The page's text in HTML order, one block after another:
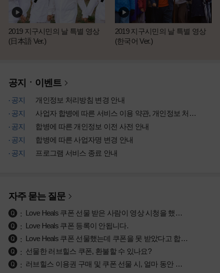
2019 지구시민의 날 특별 영상
(日本語 Ver.)
2019 지구시민의 날 특별 영상
(한국어 Ver.)
공지ㆍ이벤트
공지
개인정보 처리방침 변경 안내
공지
사업자 합병에 따른 서비스 이용 약관, 개인정보 처리방침 개정 안내
공지
합병에 따른 개인정보 이전 사전 안내
공지
합병에 따른 사업자명 변경 안내
공지
프로그램 서비스 종료 안내
자주 묻는 질문
Love Heals 쿠폰 선물 받은 사람이 영상 시청을 했는지 궁금합니다.
Love Heals 쿠폰 등록이 안됩니다.
Love Heals 쿠폰 선물했는데 쿠폰을 못 받았다고 합니다.
선물한 러브힐스 쿠폰, 환불할 수 있나요?
러브힐스 이용권 구매 및 쿠폰 선물 시, 얼마 동안 시청이 가능한가요?